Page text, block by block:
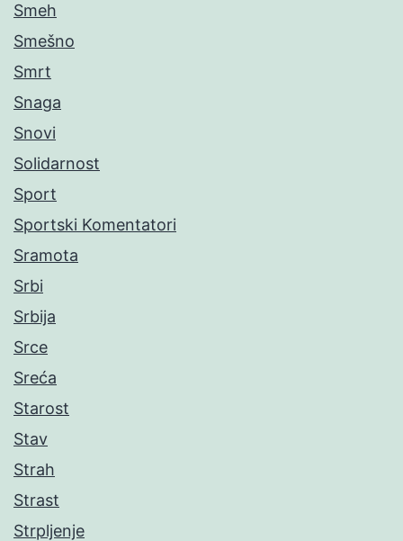
Smeh
Smešno
Smrt
Snaga
Snovi
Solidarnost
Sport
Sportski Komentatori
Sramota
Srbi
Srbija
Srce
Sreća
Starost
Stav
Strah
Strast
Strpljenje